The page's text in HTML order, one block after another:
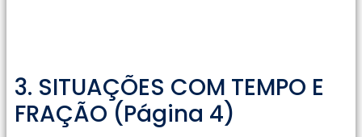
3. SITUAÇÕES COM TEMPO E
FRAÇÃO (Página 4)